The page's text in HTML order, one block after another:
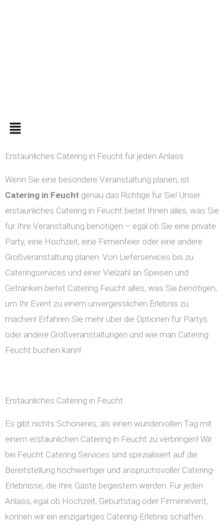
Menü
Erstaunliches Catering in Feucht für jeden Anlass
Wenn Sie eine besondere Veranstaltung planen, ist
Catering in Feucht genau das Richtige für Sie! Unser
erstaunliches Catering in Feucht bietet Ihnen alles, was Sie
für Ihre Veranstaltung benötigen – egal ob Sie eine private
Party, eine Hochzeit, eine Firmenfeier oder eine andere
Großveranstaltung planen. Von Lieferservices bis zu
Cateringservices und einer Vielzahl an Speisen und
Getränken bietet Catering Feucht alles, was Sie benötigen,
um Ihr Event zu einem unvergesslichen Erlebnis zu
machen! Erfahren Sie mehr über die Optionen für Partys
oder andere Großveranstaltungen und wie man Catering
Feucht buchen kann!
Erstaunliches Catering in Feucht
Es gibt nichts Schöneres, als einen wundervollen Tag mit
einem erstaunlichen Catering in Feucht zu verbringen! Wir
bei Feucht Catering Services sind spezialisiert auf die
Bereitstellung hochwertiger und anspruchsvoller Catering-
Erlebnisse, die Ihre Gäste begeistern werden. Für jeden
Anlass, egal ob Hochzeit, Geburtstag oder Firmenevent,
können wir ein einzigartiges Catering-Erlebnis schaffen.